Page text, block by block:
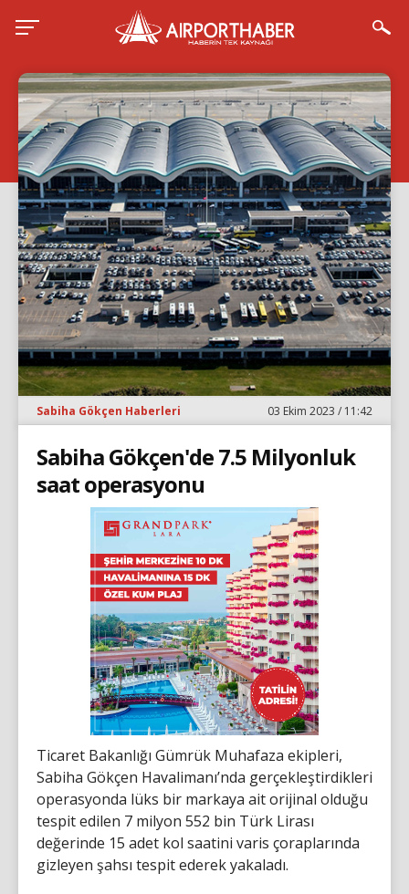
Sabiha Gökçen Haberleri 03 Ekim 2023 / 11:42
Sabiha Gökçen'de 7.5 Milyonluk
saat operasyonu
Ticaret Bakanlığı Gümrük Muhafaza ekipleri,
Sabiha Gökçen Havalimanı’nda gerçekleştirdikleri
operasyonda lüks bir markaya ait orijinal olduğu
tespit edilen 7 milyon 552 bin Türk Lirası
değerinde 15 adet kol saatini varis çoraplarında
gizleyen şahsı tespit ederek yakaladı.